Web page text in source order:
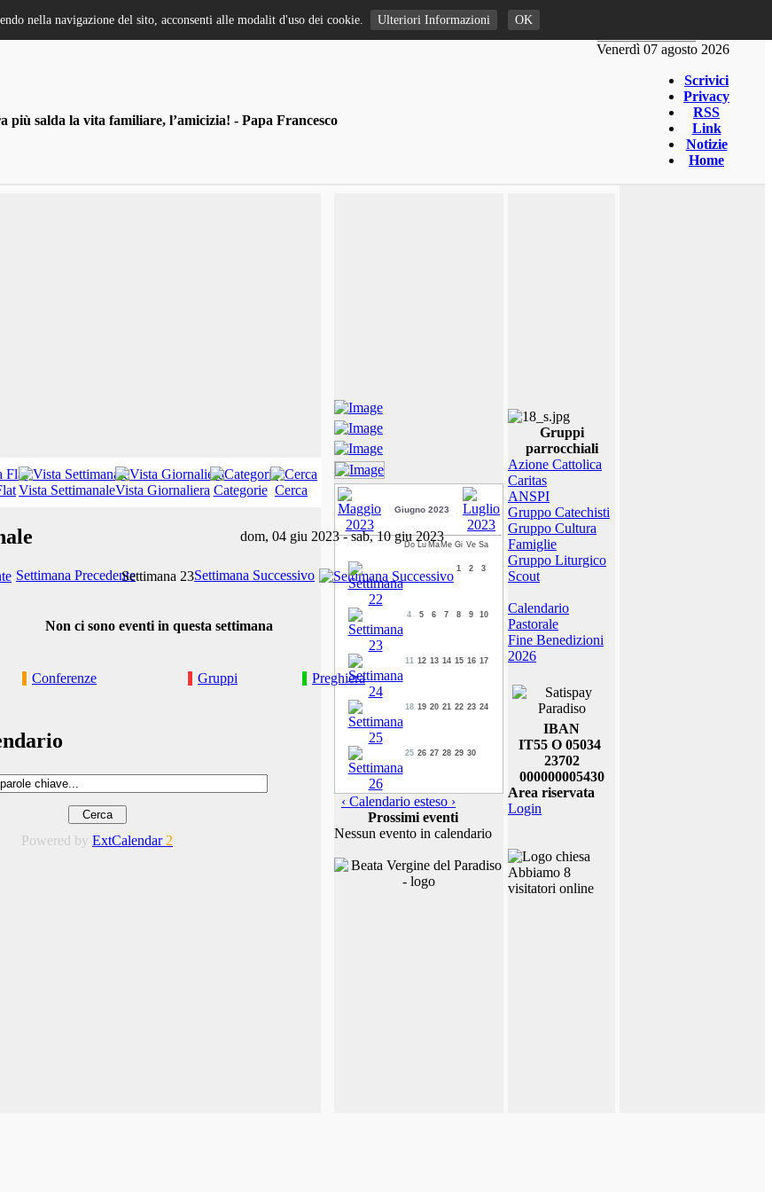
Venerdì 07 agosto 2026
più salda la vita familiare, l’amicizia! - Papa Francesco
Scrivici
Privacy
RSS
Link
Notizie
Home
Vista SettimanaleVista Giornaliera Categorie Cerca
dom, 04 giu 2023 - sab, 10 giu 2023
Settimana PrecedenteSettimana 23Settimana Successivo
Non ci sono eventi in questa settimana
Conferenze Gruppi
Preghiera
Powered by ExtCalendar 2
Giugno 2023
Do Lu Ma Me Gi Ve Sa
1 2 3
4 5 6 7 8 9 10
11 12 13 14 15 16 17
18 19 20 21 22 23 24
25 26 27 28 29 30
‹ Calendario esteso ›
Prossimi eventi
Nessun evento in calendario
Gruppi
parrocchiali
Azione Cattolica
Caritas
ANSPI
Gruppo Catechisti
Gruppo Cultura
Famiglie
Gruppo Liturgico
Scout
Calendario
Pastorale
Fine Benedizioni
2026
IBAN
IT55 O 05034
23702
000000005430
Area riservata
Login
Abbiamo 8
visitatori online
nella navigazione del sito, acconsenti alle modalit d'uso dei cookie. Ulteriori Informazioni OK